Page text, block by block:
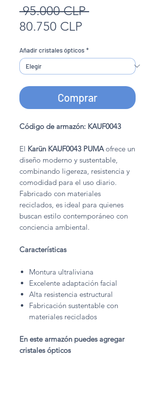
95.000 CLP Precio
80.750 CLP
oferta
Añadir cristales ópticos *
Comprar
Código de armazón: KAUF0043
El Karün KAUF0043 PUMAofrece un
diseño moderno y sustentable,
combinando ligereza, resistencia y
comodidad para el uso diario.
Fabricado con materiales
reciclados, es ideal para quienes
buscan estilo contemporáneo con
conciencia ambiental.
Características
Montura ultraliviana
Excelente adaptación facial
Alta resistencia estructural
Fabricación sustentable con
materiales reciclados
En este armazón puedes agregar
cristales ópticos